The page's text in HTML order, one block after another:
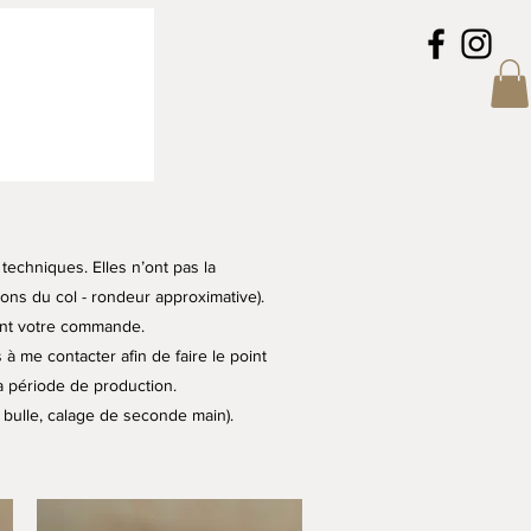
Elles n’ont pas la
du col - rondeur approximative).
votre commande.
me contacter afin de faire le point
période de production.
calage de seconde main).